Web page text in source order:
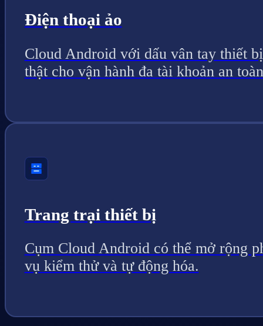
Điện thoại ảo
Cloud Android với dấu vân tay thiết bị
thật cho vận hành đa tài khoản an
Trang trại thiết bị
Cụm Cloud Android có thể mở rộng
vụ kiểm thử và tự động hóa.